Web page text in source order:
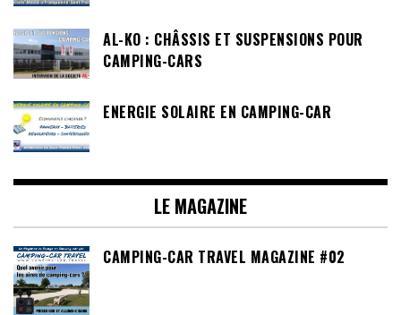
AL-KO : CHÂSSIS ET SUSPENSIONS POUR
CAMPING-CARS
ENERGIE SOLAIRE EN CAMPING-CAR
LE MAGAZINE
CAMPING-CAR TRAVEL MAGAZINE #02